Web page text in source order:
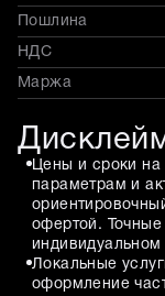
Пошлина
НДС
Маржа
Цены и сроки на
параметрам и
офертой.
Локальные
оформление